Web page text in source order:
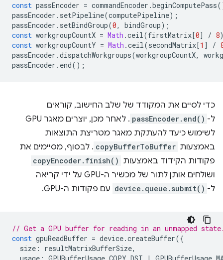
const passEncoder = commandEncoder .beginComputePass
passEncoder . setPipeline(computePipeline);
passEncoder . setBindGroup(0, bindGroup);
const workgroupCountX = Math .ceil(firstMatrix [0] / 8
const workgroupCountY = Math .ceil(secondMatrix [1 ] /
passEncoder .dispatchWorkgroups(workgroupCountX,
passEncoder . end();
כדי לסיים את המקודד של שלב החישוב, קוראים
ל- passEncoder.end()
. לאחר מכן, יוצרים מאגר GPU
לשימוש כיעד להעתקת מאגר מטריצת התוצאות
באמצעות copyBufferToBuffer . לבסוף, מסיימים את
פקודות הקידוד באמצעות copyEncoder.finish()
ושולחים אותן לתור של מכשיר ה-GPU על ידי קריאה
ל- device.queue.submit() עם פקודות ה-GPU.
// Get a GPU buffer for reading in an unmapped
const gpuReadBuffer = device.createBuffer({
size : resultMatrixBufferSize,